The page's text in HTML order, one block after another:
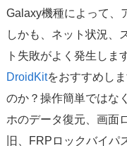
Galaxy機種によって、
しかも、ネット状況、
ト失敗がよく発生しま
DroidKitをおすすめし
のか？操作簡単ではな
ホのデータ復元、画面
旧、FRPロックバイパ